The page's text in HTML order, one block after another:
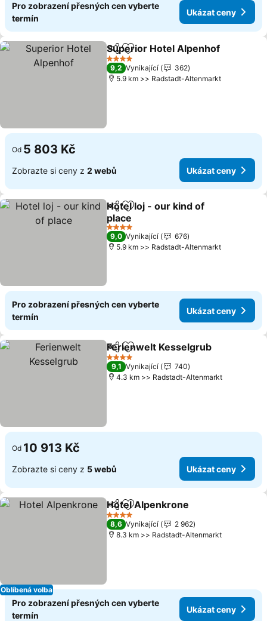
Pro zobrazení přesných cen vyberte
termín
Ukázat ceny
SdíletPřidat na seznam oblíbených
Superior Hotel Alpenhof
4 Počet hvězdiček
9,2 Vynikající
362
5.9 km >> Radstadt-Altenmarkt
Od 5 803 Kč
Zobrazte si ceny z 2 webů Ukázat ceny
SdíletPřidat na seznam oblíbených
Hotel loj - our kind of
place
Ukázat ceny
4 Počet hvězdiček
9,0 Vynikající
676
5.9 km >> Radstadt-Altenmarkt
Pro zobrazení přesných cen vyberte
termín
Ukázat ceny
SdíletPřidat na seznam oblíbených
Ferienwelt Kesselgrub
4 Počet hvězdiček
9,1 Vynikající
740
4.3 km >> Radstadt-Altenmarkt
Od 10 913 Kč
Zobrazte si ceny z 5 webů Ukázat ceny
Oblíbená volba
SdíletPřidat na seznam oblíbených
Hotel Alpenkrone
4 Počet hvězdiček
8,6 Vynikající
2 962
8.3 km >> Radstadt-Altenmarkt
Pro zobrazení přesných cen vyberte
termín
Ukázat ceny